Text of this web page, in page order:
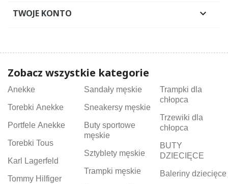
TWOJE KONTO 
Zobacz wszystkie kategorie
Anekke
Torebki Anekke
Portfele Anekke
Torebki Tous
Karl Lagerfeld
Tommy Hilfiger
Sandały męskie
Sneakersy męskie
Buty sportowe
męskie
Sztyblety męskie
Trampki męskie
Trampki dla
chłopca
Trzewiki dla
chłopca
BUTY
DZIECIĘCE
Baleriny dziecięce